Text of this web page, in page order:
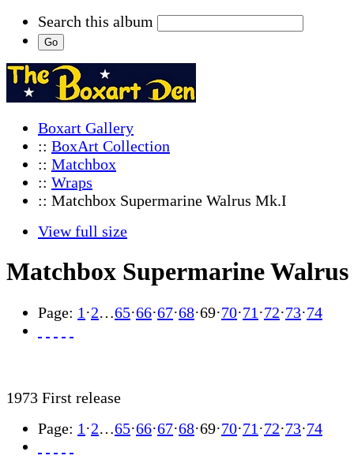
Search this album
Boxart Gallery
:: BoxArt Collection
:: Matchbox
:: Wraps
:: Matchbox Supermarine Walrus Mk.I
View full size
Matchbox Supermarine
Page: 1 ·2…65·66·67·68·69·70·71 ·72·73·74
1973 First release
Page: 1 ·2…65·66·67·68·69·70·71 ·72·73·74